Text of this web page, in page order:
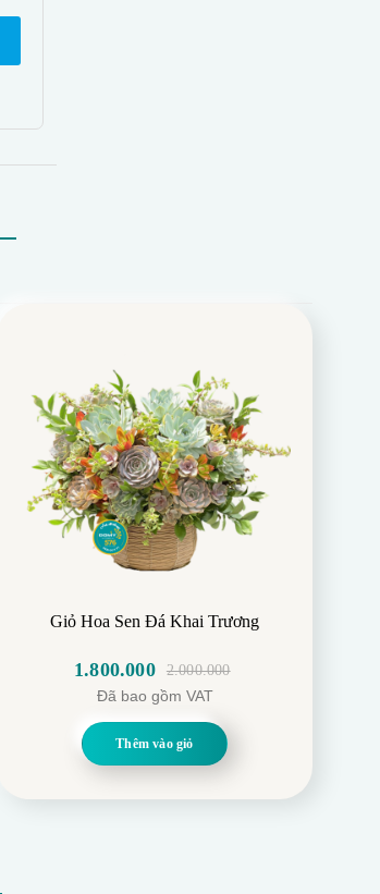
Giỏ Hoa Sen Đá Khai Trương
2.000.000
là:
2.000.000.
1.800.000
tại
là:
Đã bao gồm VAT
Thêm vào giỏ